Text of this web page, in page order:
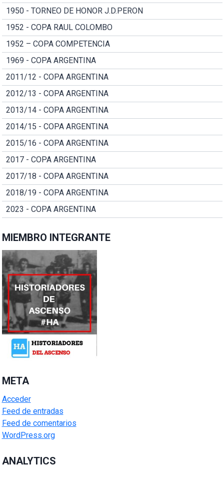
1950 - TORNEO DE HONOR J.D.PERON
1952 - COPA RAUL COLOMBO
1952 – COPA COMPETENCIA
1969 - COPA ARGENTINA
2011/12 - COPA ARGENTINA
2012/13 - COPA ARGENTINA
2013/14 - COPA ARGENTINA
2014/15 - COPA ARGENTINA
2015/16 - COPA ARGENTINA
2017 - COPA ARGENTINA
2017/18 - COPA ARGENTINA
2018/19 - COPA ARGENTINA
2023 - COPA ARGENTINA
MIEMBRO INTEGRANTE
META
Acceder
Feed de entradas
Feed de comentarios
WordPress.org
ANALYTICS